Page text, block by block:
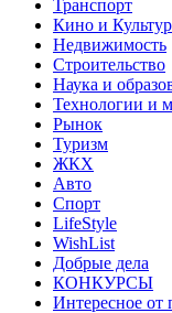
Транспорт
Кино и
Недвижимость
Строительство
Наука и
Технологии и
Рынок
Туризм
ЖКХ
Авто
Спорт
LifeStyle
WishList
Добрые дела
КОНКУРСЫ
Интересное от